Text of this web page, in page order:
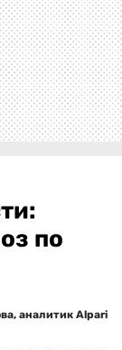
по
аналитик Alpari